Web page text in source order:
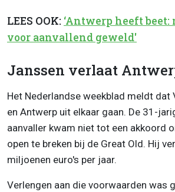
LEES OOK: ‘Antwerp heeft beet:
voor aanvallend geweld'
Janssen verlaat
Het Nederlandse weekblad meldt dat
en Antwerp uit elkaar gaan. De 31-
aanvaller kwam niet tot een akkoord
open te breken bij de Great Old. Hij
miljoenen euro's per jaar.
Verlengen aan die voorwaarden was